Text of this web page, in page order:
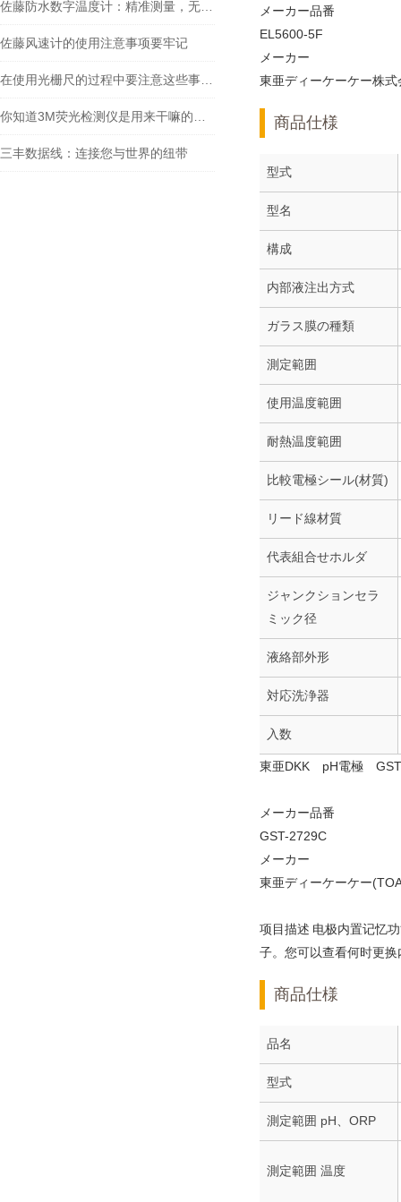
佐藤风速计的使用注意事项要牢记
三丰数据线：连接您与世界的纽带
メーカー品番
EL5600-5F
メーカー
東亜ディーケーケー株式
商品仕様
型式
型名
構成
内部液注出方式
ガラス膜の種類
測定範囲
使用温度範囲
耐熱温度範囲
比較電極シール(材質)
リード線材質
代表組合せホルダ
ジャンクションセラ
ミック径
液絡部外形
対応洗浄器
入数
東亜DKK pH電極
メーカー品番
GST-2729C
メーカー
東亜ディーケーケー
项目描述 电极内置记忆
子。您可以查看何时更换
商品仕様
品名
型式
測定範囲 pH、ORP
測定範囲 温度